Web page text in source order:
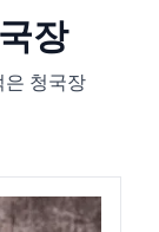
장
은 청국장